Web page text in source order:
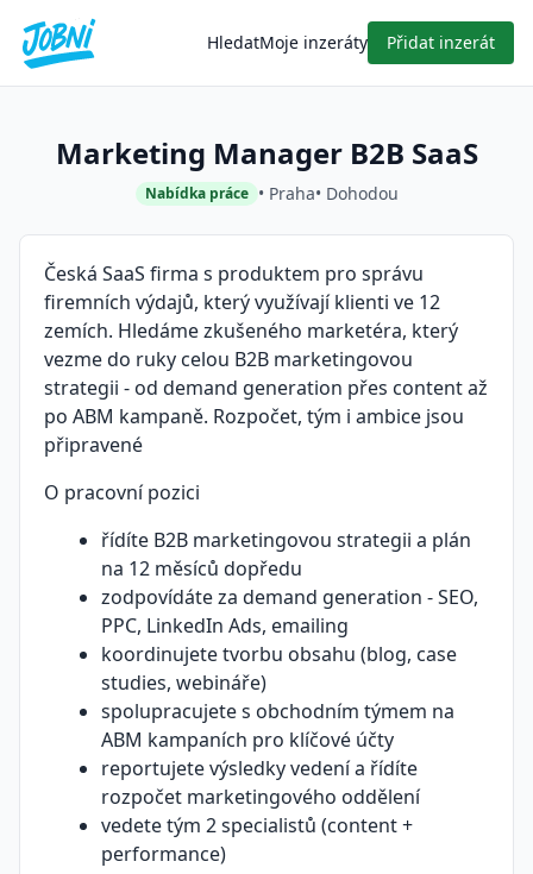
HledatMoje inzeráty Přidat inzerát
Marketing Manager B2B SaaS
Nabídka práce • Praha• Dohodou
Česká SaaS firma s produktem pro správu
firemních výdajů, který využívají klienti ve 12
zemích. Hledáme zkušeného marketéra, který
vezme do ruky celou B2B marketingovou
strategii - od demand generation přes content až
po ABM kampaně. Rozpočet, tým i ambice jsou
připravené
O pracovní pozici
řídíte B2B marketingovou strategii a plán
na 12 měsíců dopředu
zodpovídáte za demand generation - SEO,
PPC, LinkedIn Ads, emailing
koordinujete tvorbu obsahu (blog, case
studies, webináře)
spolupracujete s obchodním týmem na
ABM kampaních pro klíčové účty
reportujete výsledky vedení a řídíte
rozpočet marketingového oddělení
vedete tým 2 specialistů (content +
performance)